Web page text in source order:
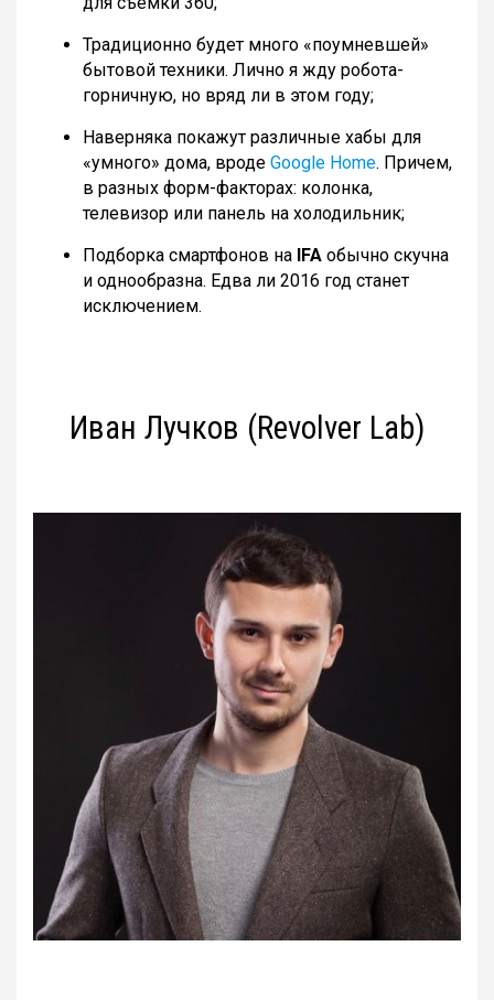
Традиционно будет много «поумневшей»
бытовой техники. Лично я жду робота-
горничную, но вряд ли в этом году;
Наверняка покажут различные хабы для
«умного» дома, вроде Google Home. Причем,
в разных форм-факторах: колонка,
телевизор или панель на холодильник;
Подборка смартфонов на IFA обычно скучна
и однообразна. Едва ли 2016 год станет
исключением.
Иван Лучков (Revolver Lab)